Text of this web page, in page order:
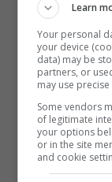
Learn
Your personal
your device
data) may be
partners, or
may use
Some vendors
of legitimate
your options
or in the site
and cookie